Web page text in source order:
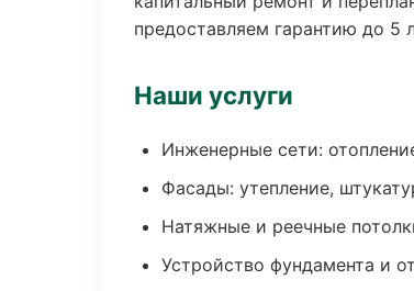
предоставляем гарантию до 5
Наши услуги
Инженерные сети:
Фасады: утепление,
Натяжные и реечные
Устройство фундамента и